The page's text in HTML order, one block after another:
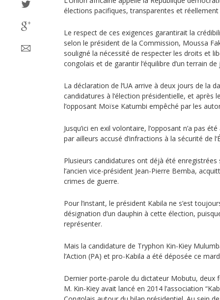
élections pacifiques, transparentes et
Le respect de ces exigences garantirait la
selon le président de la Commission, Moussa
souligné la nécessité de respecter les droits et
congolais et de garantir l‘équilibre d’un terrain
La déclaration de l’UA arrive à deux jours de la
candidatures à l‘élection présidentielle, et après
l’opposant Moïse Katumbi empêché par les
Jusqu’ici en exil volontaire, l’opposant n’a pas
par ailleurs accusé d’infractions à la sécurité de
Plusieurs candidatures ont déjà été
l’ancien vice-président Jean-Pierre Bemba,
crimes de guerre.
Pour l’instant, le président Kabila ne s’est
désignation d’un dauphin à cette élection,
représenter.
Mais la candidature de Tryphon Kin-Kiey
l’Action (PA) et pro-Kabila a été déposée ce
Dernier porte-parole du dictateur Mobutu, deux
M. Kin-Kiey avait lancé en 2014 l’association